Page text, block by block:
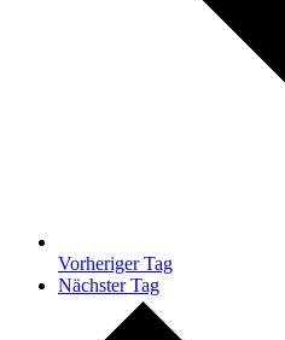
Vorheriger Tag
Nächster Tag